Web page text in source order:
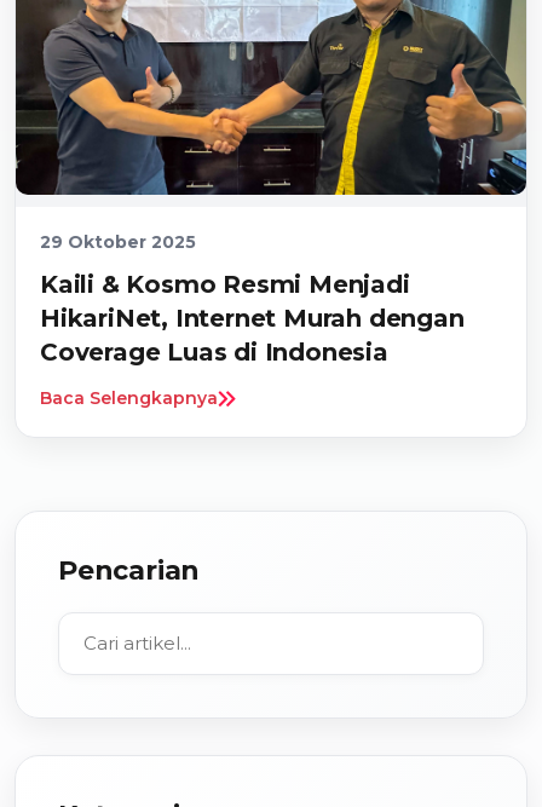
29 Oktober 2025
Kaili & Kosmo Resmi Menjadi
HikariNet, Internet Murah dengan
Coverage Luas di Indonesia
Baca Selengkapnya
Pencarian